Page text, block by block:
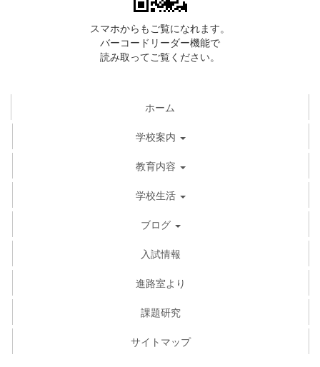
スマホからもご覧になれます。
バーコードリーダー機能で
読み取ってご覧ください。
ホーム
学校案内
教育内容
学校生活
ブログ
入試情報
進路室より
課題研究
サイトマップ